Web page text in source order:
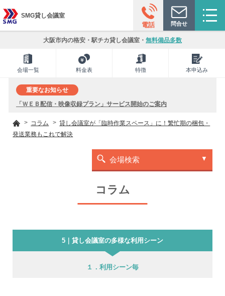
電話 問合せ
SMG貸し会議室
大阪市内の格安・駅チカ貸し会議室・ 無料備品多数
会場一覧 料金表 特徴 本申込み
重要なお知らせ
「ＷＥＢ配信・映像収録プラン」サービス開始のご案内
コラム
貸し会議室が「臨時作業スペース」に！繁忙期の梱包・
発送業務もこれで解決
会場検索
コラム
5｜貸し会議室の多様な利用シーン
１．利用シーン毎